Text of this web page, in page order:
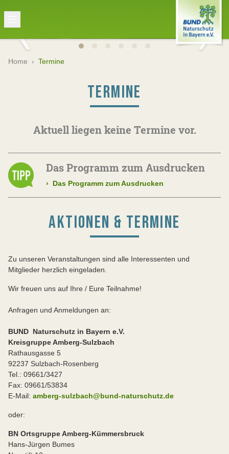
Home › Termine
TERMINE
Aktuell liegen keine Termine vor.
Das Programm zum Ausdrucken
› Das Programm zum Ausdrucken
AKTIONEN & TERMINE
Zu unseren Veranstaltungen sind alle Interessenten und
Mitglieder herzlich eingeladen.
Wir freuen uns auf Ihre / Eure Teilnahme!
Anfragen und Anmeldungen an:
BUND Naturschutz in Bayern e.V.
Kreisgruppe Amberg-Sulzbach
Rathausgasse 5
92237 Sulzbach-Rosenberg
Tel.: 09661/3427
Fax: 09661/53834
E-Mail: amberg-sulzbach@bund-naturschutz.de
oder:
BN Ortsgruppe Amberg-Kümmersbruck
Hans-Jürgen Bumes